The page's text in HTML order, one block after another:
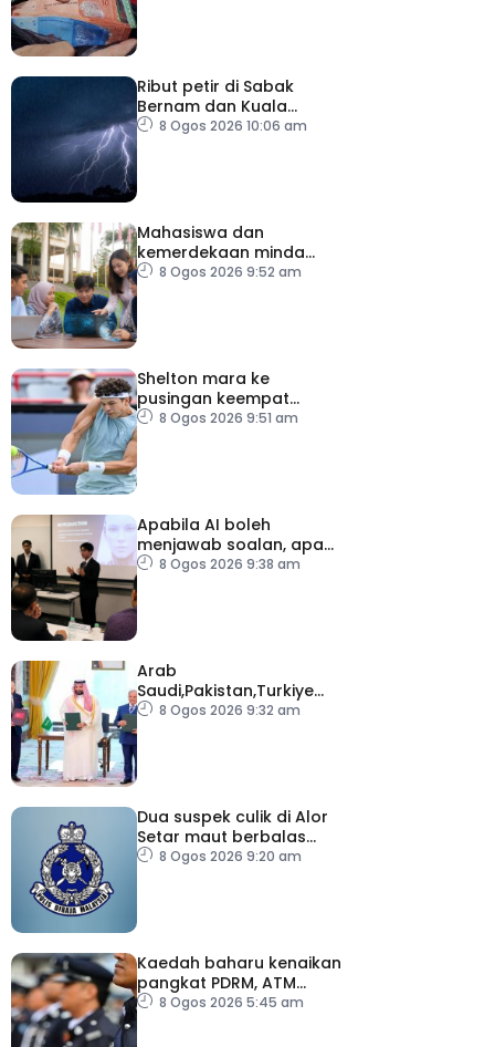
Ribut petir di Sabak
Bernam dan Kuala
Selangor sehingga 12
8 Ogos 2026 10:06 am
Mahasiswa dan
kemerdekaan minda
dalam menghadapi
8 Ogos 2026 9:52 am
Shelton mara ke
pusingan keempat
Terbuka Montreal
8 Ogos 2026 9:51 am
Apabila AI boleh
menjawab soalan, apa
lagi perlu dinilai di
8 Ogos 2026 9:38 am
Arab
Saudi,Pakistan,Turkiye
meterai perjanjian
8 Ogos 2026 9:32 am
Dua suspek culik di Alor
Setar maut berbalas
tembakan
8 Ogos 2026 9:20 am
Kaedah baharu kenaikan
pangkat PDRM, ATM
tingkat profesionalisme,
8 Ogos 2026 5:45 am